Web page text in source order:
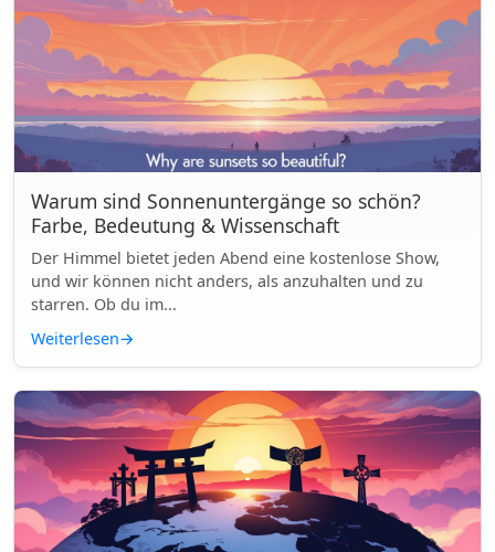
Warum sind Sonnenuntergänge so schön?
Farbe, Bedeutung & Wissenschaft
Der Himmel bietet jeden Abend eine kostenlose Show,
und wir können nicht anders, als anzuhalten und zu
starren. Ob du im...
Weiterlesen→